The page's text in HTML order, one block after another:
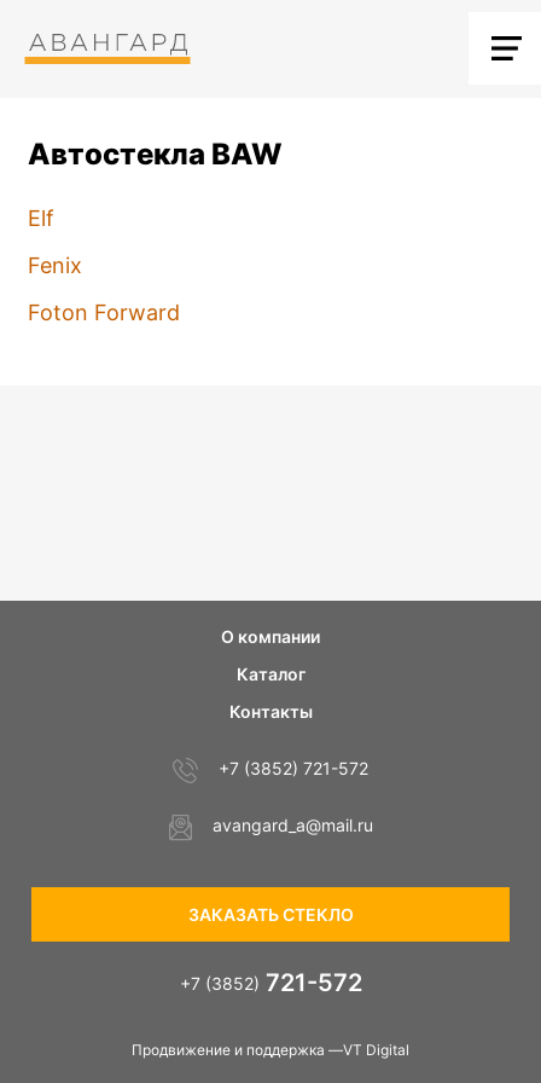
Автостекла BAW
Elf
Fenix
Foton Forward
Продвижение и поддержка —VT Digital
О компании
Каталог
Контакты
+7 (3852) 721-572
avangard_a@mail.ru
ЗАКАЗАТЬ СТЕКЛО
+7 (3852) 721-572